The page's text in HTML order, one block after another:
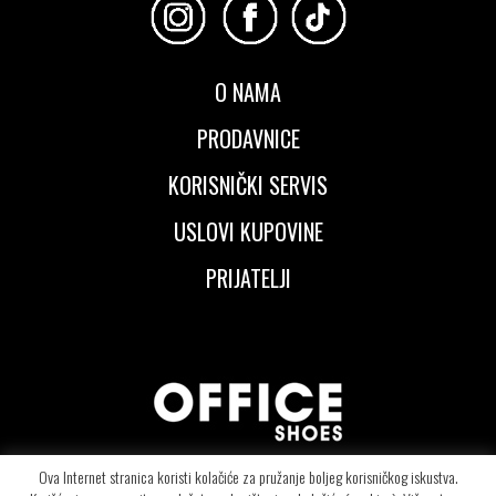
O NAMA
PRODAVNICE
KORISNIČKI SERVIS
USLOVI KUPOVINE
PRIJATELJI
Ova Internet stranica koristi kolačiće za pružanje boljeg korisničkog iskustva.